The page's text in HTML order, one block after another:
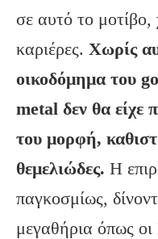
σε αυτό το μοτίβο,
καριέρες. Χωρίς
οικοδόμημα του
metal δεν θα είχε
του μορφή,
θεμελιώδες. Η
παγκοσμίως,
μεγαθήρια όπως